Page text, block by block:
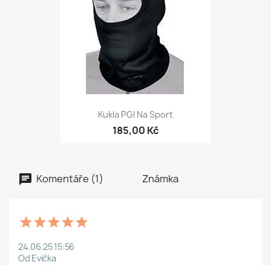
Kukla PGI Na Sport
185,00 Kč
Komentáře (1) Známka
24.06.25 15:56
Od Evička